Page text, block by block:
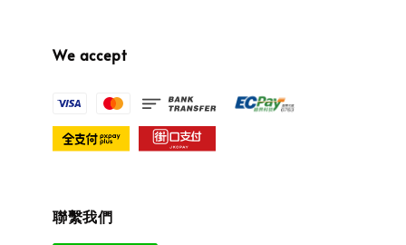
We accept
聯繫我們